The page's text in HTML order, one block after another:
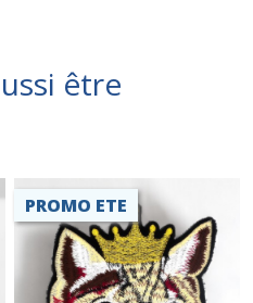
être
PROMO ETE